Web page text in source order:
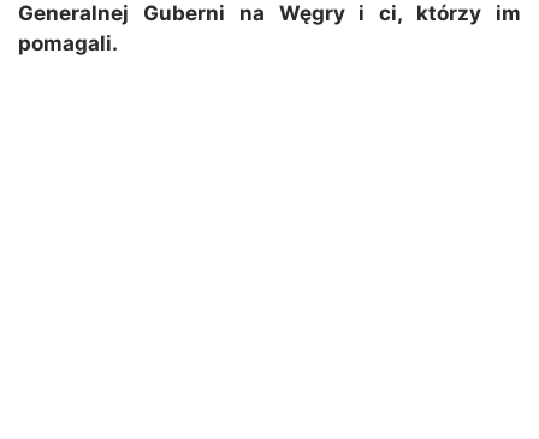
Generalnej Guberni na Węgry i ci, którzy im
pomagali.